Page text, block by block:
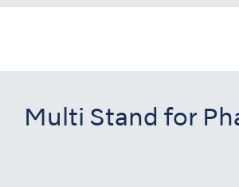
Multi Stand for